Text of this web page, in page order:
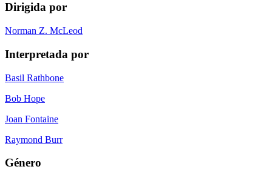
Dirigida por
Norman Z. McLeod
Interpretada por
Basil Rathbone
Bob Hope
Joan Fontaine
Raymond Burr
Género